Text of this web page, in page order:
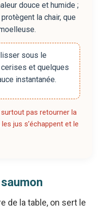
douce et humide ;
la chair, que
sous le
et quelques
instantanée.
surtout pas retourner la
jus s’échappent et le
de la table, on sert le